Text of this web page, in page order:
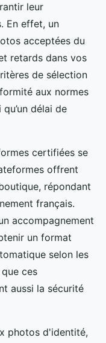
leur
En effet, un
acceptées du
retards dans vos
de sélection
aux normes
délai de
certifiées se
offrent
répondant
français.
accompagnement
un format
selon les
ces
aussi la sécurité
photos d'identité,